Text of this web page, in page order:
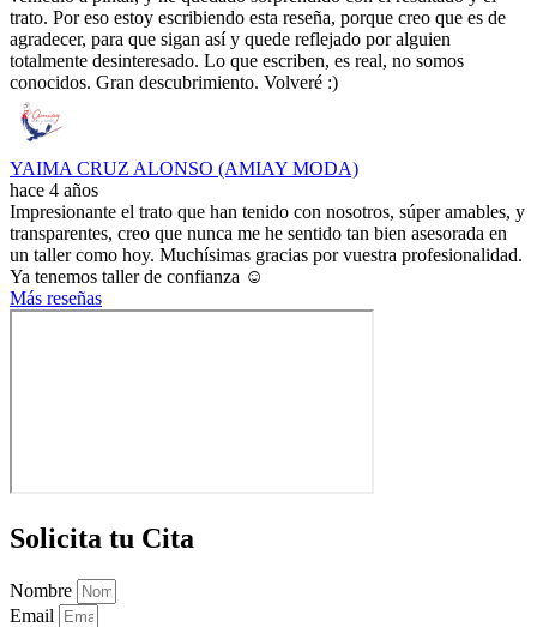
trato. Por eso estoy escribiendo esta reseña, porque creo que es de
agradecer, para que sigan así y quede reflejado por alguien
totalmente desinteresado. Lo que escriben, es real, no somos
conocidos. Gran descubrimiento. Volveré :)
YAIMA CRUZ ALONSO (AMIAY MODA)
hace 4 años
Impresionante el trato que han tenido con nosotros, súper amables, y
transparentes, creo que nunca me he sentido tan bien asesorada en
un taller como hoy. Muchísimas gracias por vuestra profesionalidad.
Ya tenemos taller de confianza ☺️
Más reseñas
Solicita tu Cita
Nombre
Email